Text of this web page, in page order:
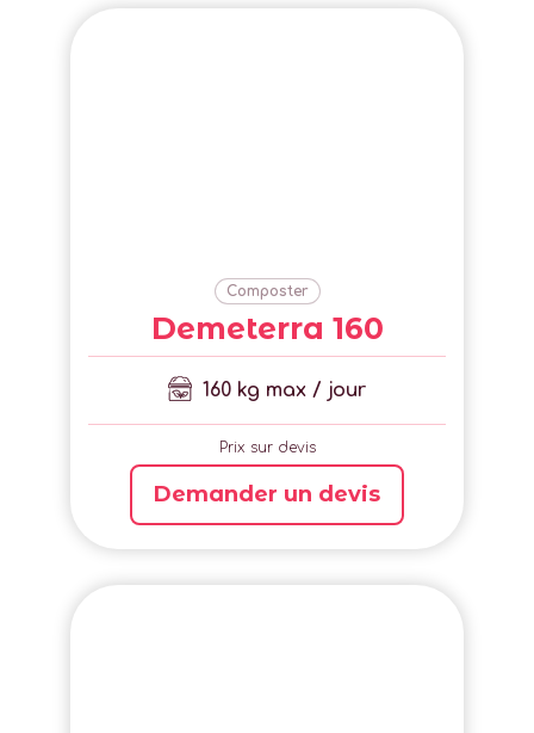
Composter
Demeterra 160
160 kg max / jour
Prix sur devis
Demander un devis